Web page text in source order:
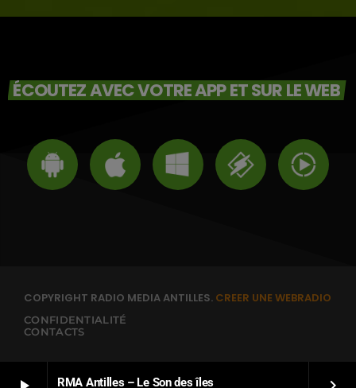
RMA Antilles – Le Son des îles
ÉCOUTEZ AVEC VOTRE APP ET SUR LE WEB
COPYRIGHT RADIO MEDIA ANTILLES. CREER UNE WEBRADIO
CONFIDENTIALITÉ
CONTACTS